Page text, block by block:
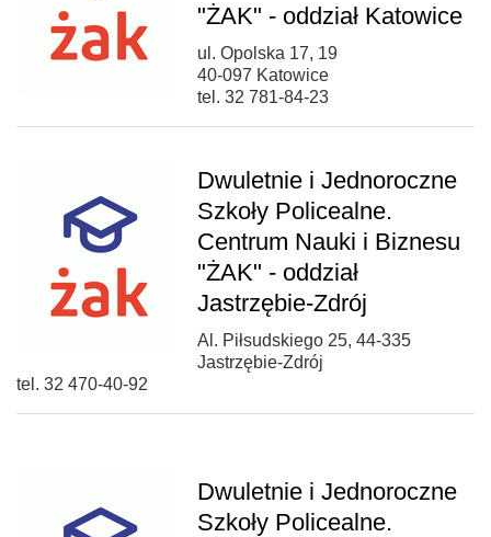
"ŻAK" - oddział Katowice
ul. Opolska 17, 19
40-097 Katowice
tel. 32 781-84-23
Dwuletnie i Jednoroczne
Szkoły Policealne.
Centrum Nauki i Biznesu
"ŻAK" - oddział
Jastrzębie-Zdrój
Al. Piłsudskiego 25, 44-335
Jastrzębie-Zdrój
tel. 32 470-40-92
Dwuletnie i Jednoroczne
Szkoły Policealne.